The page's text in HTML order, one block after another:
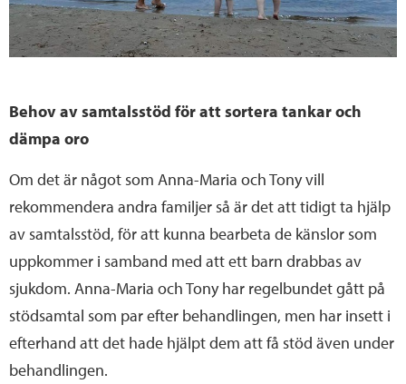
Behov av samtalsstöd för att sortera tankar och
dämpa oro
Om det är något som Anna-Maria och Tony vill
rekommendera andra familjer så är det att tidigt ta hjälp
av samtalsstöd, för att kunna bearbeta de känslor som
uppkommer i samband med att ett barn drabbas av
sjukdom. Anna-Maria och Tony har regelbundet gått på
stödsamtal som par efter behandlingen, men har insett i
efterhand att det hade hjälpt dem att få stöd även under
behandlingen.